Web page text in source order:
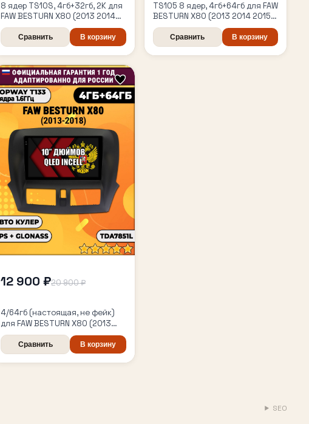
8 ядер TS10S, 4гб+32гб, 2K для
FAW BESTURN X80 (2013 2014
2015 2016 2017 2018), Android
магнитола - магнитола
Сравнить В корзину
TS105 8 ядер, 4гб+64гб для FAW
BESTURN X80 (2013 2014 2015
2016 2017 2018), Android
автомагнитола
Сравнить В корзину
12 900 ₽20 900 ₽
4/64гб (настоящая, не фейк)
для FAW BESTURN X80 (2013
2014 2015 2016 2017 2018),
Android магнитола с
усилителем TDA7851
Сравнить В корзину
SEO